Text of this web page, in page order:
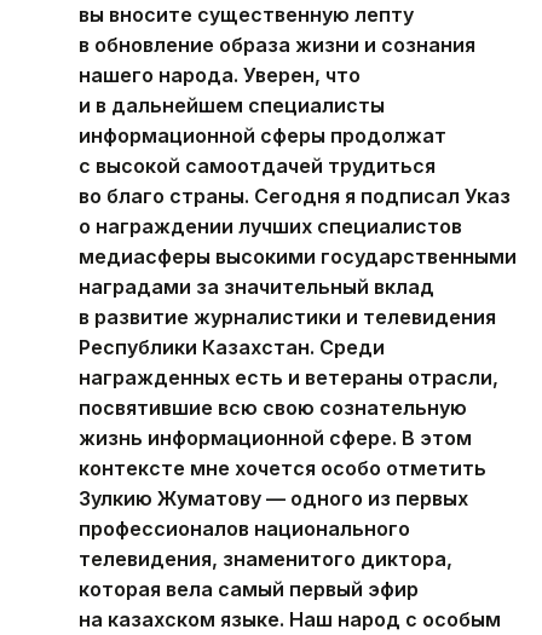
вы вносите существенную лепту
в обновление образа жизни и сознания
нашего народа. Уверен, что
и в дальнейшем специалисты
информационной сферы продолжат
с высокой самоотдачей трудиться
во благо страны. Сегодня я подписал Указ
о награждении лучших специалистов
медиасферы высокими государственными
наградами за значительный вклад
в развитие журналистики и телевидения
Республики Казахстан. Среди
награжденных есть и ветераны отрасли,
посвятившие всю свою сознательную
жизнь информационной сфере. В этом
контексте мне хочется особо отметить
Зулкию Жуматову — одного из первых
профессионалов национального
телевидения, знаменитого диктора,
которая вела самый первый эфир
на казахском языке. Наш народ с особым